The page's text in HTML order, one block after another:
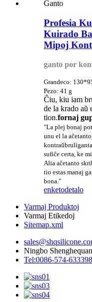
Profesia
Kuirado
Mipoj
ganto por
Grandeco:
Pezo: 41 g
Ĉiu, kiu iam
de la krado aŭ
tion.fornaj
"La plej bonaj
unu el la
sufiĉe certa, ke
Alia aĉetanto
tio estas manaj
bona."
enketodetalo
Varmaj Produktoj
Varmaj Etikedoj
Sitemap.xml
Ningbo
Tel:0086-574-